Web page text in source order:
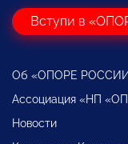
Вступи в
Об «ОПОРЕ
Ассоциация «НП
Новости